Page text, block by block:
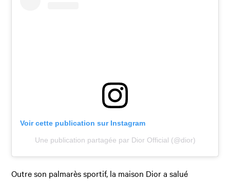
Voir cette publication sur Instagram
Une publication partagée par Dior Official (@dior)
Outre son palmarès sportif, la maison Dior a salué